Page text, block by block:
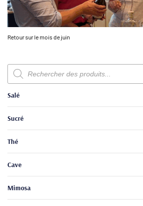
Retour sur le mois de juin
Recherche
de
produits
Salé
Sucré
Thé
Cave
Mimosa